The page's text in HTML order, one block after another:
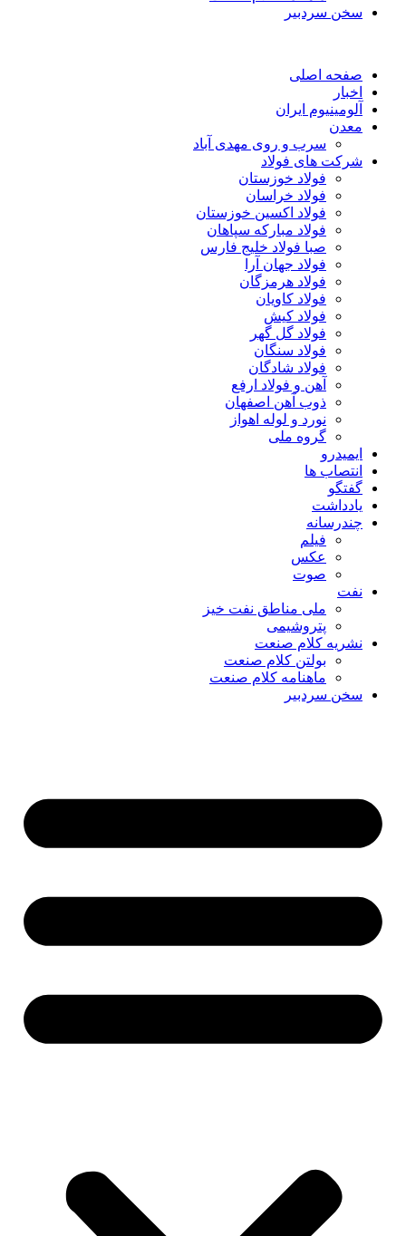
سخن سردبیر
صفحه اصلی
اخبار
آلومینیوم ایران
معدن
سرب و روی مهدی آباد
شرکت های فولاد
فولاد خوزستان
فولاد خراسان
فولاد اکسین خوزستان
فولاد مبارکه سپاهان
صبا فولاد خلیج فارس
فولاد جهان آرا
فولاد هرمزگان
فولاد کاویان
فولاد کیش
فولاد گل گهر
فولاد سنگان
فولاد شادگان
آهن و فولاد ارفع
ذوب آهن اصفهان
نورد و لوله اهواز
گروه ملی
ایمیدرو
انتصاب ها
گفتگو
یادداشت
چندرسانه
فیلم
عکس
صوت
نفت
ملی مناطق نفت خیز
پتروشیمی
نشریه کلام صنعت
بولتن کلام صنعت
ماهنامه کلام صنعت
سخن سردبیر